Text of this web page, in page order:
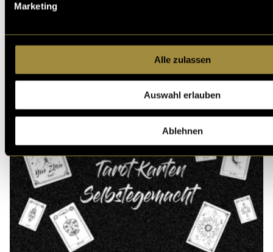
Marketing
Alle zulassen
Auswahl erlauben
Ablehnen